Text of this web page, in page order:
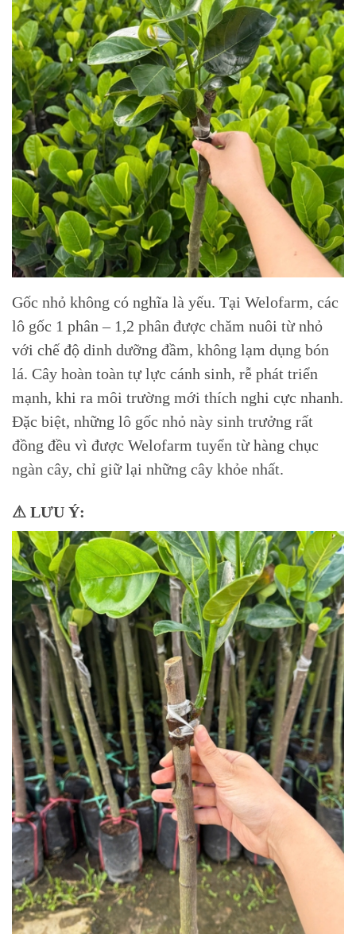
Gốc nhỏ không có nghĩa là yếu. Tại Welofarm, các
lô gốc 1 phân – 1,2 phân được chăm nuôi từ nhỏ
với chế độ dinh dưỡng đầm, không lạm dụng bón
lá. Cây hoàn toàn tự lực cánh sinh, rễ phát triển
mạnh, khi ra môi trường mới thích nghi cực nhanh.
Đặc biệt, những lô gốc nhỏ này sinh trưởng rất
đồng đều vì được Welofarm tuyển từ hàng chục
ngàn cây, chỉ giữ lại những cây khỏe nhất.
⚠ LƯU Ý: